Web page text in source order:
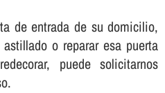
de entrada de su domicilio,
o reparar esa puerta
puede solicitarnos